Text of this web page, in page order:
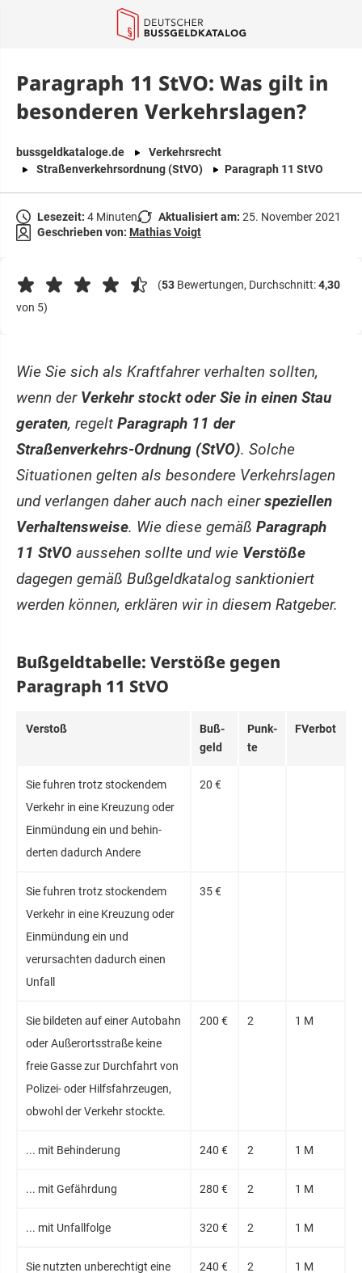
Paragraph 11 StVO: Was gilt in
besonderen Verkehrslagen?
bussgeldkataloge.de
Verkehrsrecht
Straßenverkehrsordnung (StVO)
Paragraph 11 StVO
Lesezeit: 4 Minuten Aktualisiert am: 25. November 2021
Geschrieben von: Mathias Voigt
(53 Bewertungen, Durchschnitt:4,30
von 5)
Wie Sie sich als Kraftfahrer verhalten sollten,
wenn der Verkehr stockt oder Sie in einen Stau
geraten, regelt Paragraph 11 der
Straßenverkehrs-Ordnung (StVO). Solche
Situationen gelten als besondere Verkehrslagen
und verlangen daher auch nach einerspeziellen
Verhaltensweise. Wie diese gemäß Paragraph
11 StVO aussehen sollte und wie Verstöße
dagegen gemäß Bußgeldkatalog sanktioniert
werden können, erklären wir in diesem Ratgeber.
Bußgeldtabelle: Verstöße gegen
Paragraph 11 StVO
Verstoß
Buß­
geld
Punk­
te
FVerbot
Sie fuhren trotz stocken­dem
Ver­kehr in eine Kreu­zung oder
Ein­mün­dung ein und be­hin­
derten dadurch Andere
20 €
Sie fuhren trotz stocken­dem
Ver­kehr in eine Kreu­zung oder
Ein­mün­dung ein und
verursachten dadurch einen
Unfall
35 €
Sie bildeten auf einer Auto­bahn
oder Außer­orts­straße keine
freie Gasse zur Durch­fahrt von
Polizei- oder Hilfsfahr­zeugen,
obwohl der Verkehr stockte.
200 € 2 1 M
... mit Behin­derung 240 € 2 1 M
... mit Gefähr­dung 280 € 2 1 M
... mit Unfallfolge 320 € 2 1 M
Sie nutzten unbe­rech­tigt eine
240 € 2 1 M